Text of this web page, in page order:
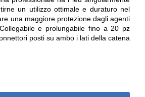
un utilizzo ottimale e duraturo nel
una maggiore protezione dagli agenti
e prolungabile fino a 20 pz
posti su ambo i lati della catena